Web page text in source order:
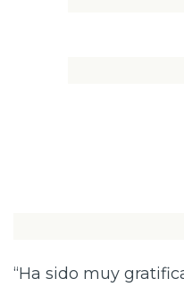
“Ha sido muy